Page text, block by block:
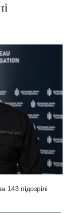
143 підозрілі